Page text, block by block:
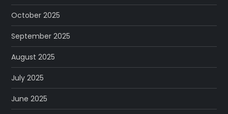
October 2025
September 2025
August 2025
July 2025
June 2025